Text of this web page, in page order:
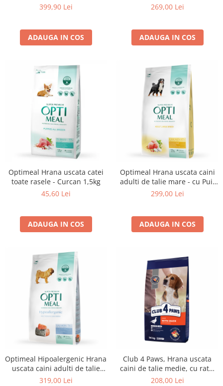
399,90 Lei
ADAUGA IN COS
269,00 Lei
ADAUGA IN COS
Optimeal Hrana uscata catei
toate rasele - Curcan 1,5kg
45,60 Lei
ADAUGA IN COS
Optimeal Hrana uscata caini
adulti de talie mare - cu Pui,
12kg
299,00 Lei
ADAUGA IN COS
Optimeal Hipoalergenic Hrana
uscata caini adulti de talie
medie si mare - cu somon,
319,00 Lei
Club 4 Paws, Hrana uscata
caini de talie medie, cu rata,
14kg
208,00 Lei